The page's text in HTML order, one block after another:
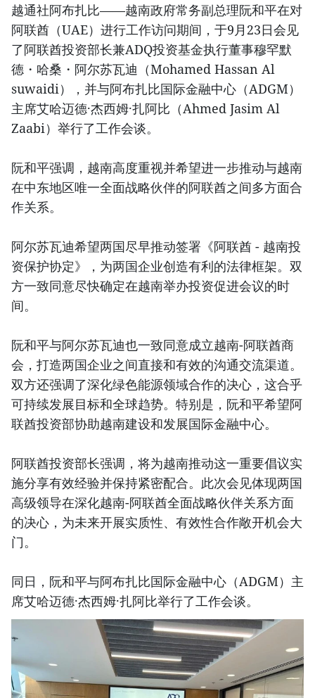
越通社阿布扎比——越南政府常务副总理阮和平在对
阿联酋（UAE）进行工作访问期间，于9月23日会见
了阿联酋投资部长兼ADQ投资基金执行董事穆罕默
德・哈桑・阿尔苏瓦迪（Mohamed Hassan Al
suwaidi），并与阿布扎比国际金融中心（ADGM）
主席艾哈迈德·杰西姆·扎阿比（Ahmed Jasim Al
Zaabi）举行了工作会谈。
阮和平强调，越南高度重视并希望进一步推动与越南
在中东地区唯一全面战略伙伴的阿联酋之间多方面合
作关系。
阿尔苏瓦迪希望两国尽早推动签署《阿联酋 - 越南投
资保护协定》，为两国企业创造有利的法律框架。双
方一致同意尽快确定在越南举办投资促进会议的时
间。
阮和平与阿尔苏瓦迪也一致同意成立越南-阿联酋商
会，打造两国企业之间直接和有效的沟通交流渠道。
双方还强调了深化绿色能源领域合作的决心，这合乎
可持续发展目标和全球趋势。特别是，阮和平希望阿
联酋投资部协助越南建设和发展国际金融中心。
阿联酋投资部长强调，将为越南推动这一重要倡议实
施分享有效经验并保持紧密配合。此次会见体现两国
高级领导在深化越南-阿联酋全面战略伙伴关系方面
的决心，为未来开展实质性、有效性合作敞开机会大
门。
同日，阮和平与阿布扎比国际金融中心（ADGM）主
席艾哈迈德·杰西姆·扎阿比举行了工作会谈。